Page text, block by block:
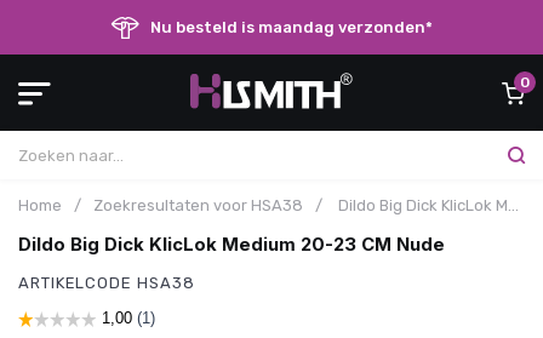
Nu besteld is maandag verzonden*
0
Home / Zoekresultaten voor HSA38 / Dildo Big Dick KlicLok Medium 20-23 CM Nude
Dildo Big Dick KlicLok Medium 20-23 CM Nude
ARTIKELCODE HSA38